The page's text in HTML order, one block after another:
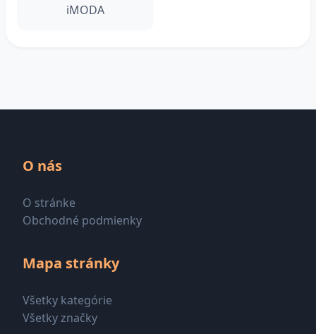
iMODA
O nás
O stránke
Obchodné podmienky
Mapa stránky
Všetky kategórie
Všetky značky